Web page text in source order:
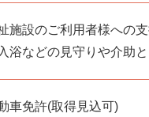
施設のご利用者様への
浴などの見守りや介助
車免許(取得見込可)